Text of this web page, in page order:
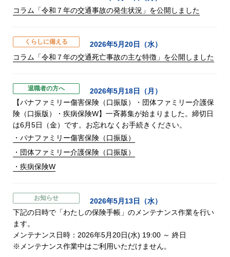
コラム「令和７年の交通事故の発生状況」を公開しました
くらしに備える
2026年5月20日（水）
コラム「令和７年の交通死亡事故の主な特徴」を公開しました
退職者の方へ
2026年5月18日（月）
【パナファミリー傷害保険（口振版）・団体ファミリー介護保
険（口振版）・疾病保険W】一斉募集が始まりました。締切日
は6月5日（金）です。お忘れなくお手続きください。
・パナファミリー傷害保険（口振版）
・団体ファミリー介護保険（口振版）
・疾病保険W
お知らせ
2026年5月13日（水）
下記の日時で「わたしの保険手帳」のメンテナンス作業を行い
ます。
メンテナンス日時：2026年5月20日(水) 19:00 ～ 終日
※メンテナンス作業中はご利用いただけません。